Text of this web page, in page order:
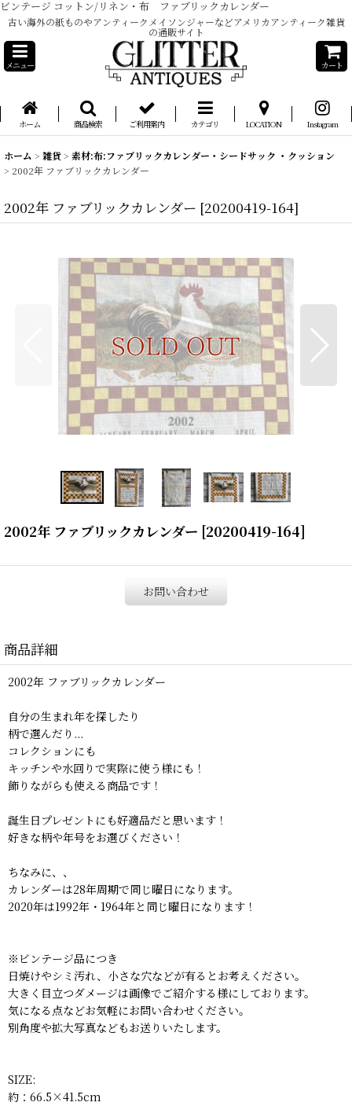
ビンテージ コットン/リネン・布 ファブリックカレンダー
古い海外の紙ものやアンティークメイソンジャーなどアメリカアンティーク雑貨
の通販サイト
メニュー カート
ホーム 商品検索 ご利用案内 カテゴリ LOCATION Instagram
ホーム > 雑貨> 素材:布:ファブリックカレンダー・シードサック ・クッション
> 2002年 ファブリックカレンダー
2002年 ファブリックカレンダー [20200419-164]
2002年 ファブリックカレンダー [20200419-164]
お問い合わせ
商品詳細
2002年 ファブリックカレンダー
自分の生まれ年を探したり
柄で選んだり...
コレクションにも
キッチンや水回りで実際に使う様にも！
飾りながらも使える商品です！
誕生日プレゼントにも好適品だと思います！
好きな柄や年号をお選びください！
ちなみに、、
カレンダーは28年周期で同じ曜日になります。
2020年は1992年・1964年と同じ曜日になります！
※ビンテージ品につき
日焼けやシミ汚れ、小さな穴などが有るとお考えください。
大きく目立つダメージは画像でご紹介する様にしております。
気になる点などお気軽にお問い合わせください。
別角度や拡大写真などもお送りいたします。
SIZE:
約：66.5×41.5cm